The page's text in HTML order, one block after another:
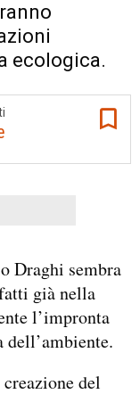
ecologica.
Draghi sembra
già nella
l’impronta
dell’ambiente.
del